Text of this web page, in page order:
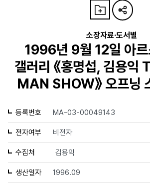
소장자료·도서별
1996년 9월 12일 아르
갤러리 《홍명섭, 김용
MAN SHOW》 오프닝
등록번호 MA-03-00049143
전자여부 비전자
수집처 김용익
생산일자 1996.09